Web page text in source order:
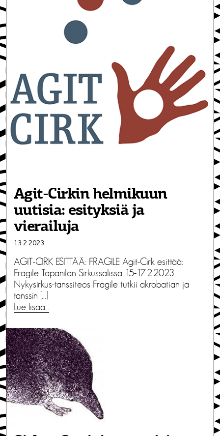
Agit-Cirkin helmikuun
uutisia: esityksiä ja
vierailuja
13.2.2023
AGIT-CIRK ESITTÄÄ: FRAGILE Agit-Cirk esittää:
Fragile Tapanilan Sirkussalissa 15-17.2.2023.
Nykysirkus-tanssiteos Fragile tutkii akrobatian ja
tanssin […]
Lue lisää…